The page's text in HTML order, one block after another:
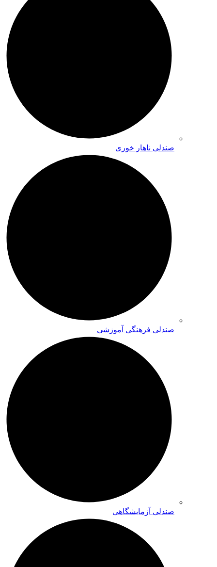
صندلی ناهار خوری
صندلی فرهنگی آموزشی
صندلی آزمایشگاهی